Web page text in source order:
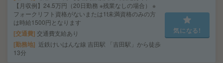
【月収例】24.5万円（20日勤務 ※残業なしの場合） ※
フォークリフト資格がないまたは1t未満資格のみの方
は時給1500円となります
交通費 交通費支給あり
勤務地
近鉄けいはんな線 吉田駅 「吉田駅」から徒歩
13分
気になる!